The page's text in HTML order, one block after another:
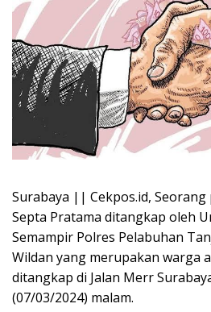
Surabaya || Cekpos.id,
Septa Pratama ditangkap oleh
Semampir Polres Pelabuhan
Wildan yang merupakan warga
ditangkap di Jalan Merr
(07/03/2024) malam.